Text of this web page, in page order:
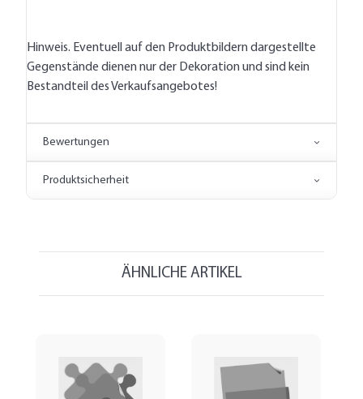
Hinweis. Eventuell auf den Produktbildern dargestellte
Gegenstände dienen nur der Dekoration und sind kein
Bestandteil des Verkaufsangebotes!
Bewertungen
Produktsicherheit
ÄHNLICHE ARTIKEL